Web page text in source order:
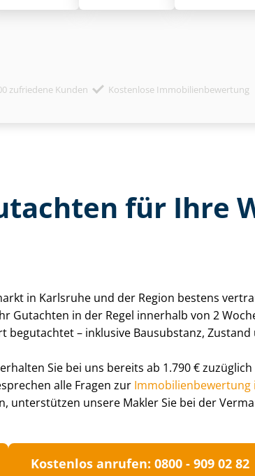
zufriedene Kunden Kostenlose Immobilienbewertung
für Ihre
in Karlsruhe und der Region bestens
Gutachten in der Regel innerhalb von 2
– inklusive Bausubstanz,
Sie bei uns bereits ab 1.790 €
alle Fragen zur Im­mo­bi­li­en­be­wer­tung
unterstützen unsere Makler Sie bei der
Kostenlos anrufen: 0800 - 909 02 82